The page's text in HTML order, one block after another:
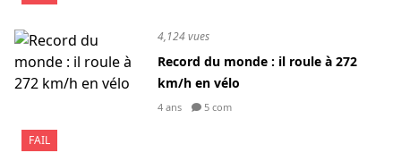
FAIL
4,124 vues
Record du monde : il roule à 272
km/h en vélo
4 ans 5 com